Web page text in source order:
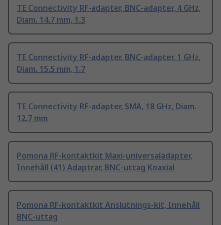
TE Connectivity RF-adapter, BNC-adapter, 4 GHz,
Diam. 14.7 mm, 1.3
TE Connectivity RF-adapter, BNC-adapter, 1 GHz,
Diam. 15.5 mm, 1.7
TE Connectivity RF-adapter, SMA, 18 GHz, Diam.
12.7 mm
Pomona RF-kontaktkit Maxi-universaladapter,
Innehåll (41) Adaptrar, BNC-uttag Koaxial
Pomona RF-kontaktkit Anslutnings-kit, Innehåll
BNC-uttag